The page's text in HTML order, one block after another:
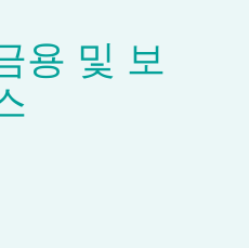
용 및 보